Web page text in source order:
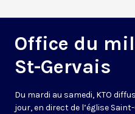
Office du
St-Gervais
Du mardi au samedi, KTO
jour, en direct de l’église